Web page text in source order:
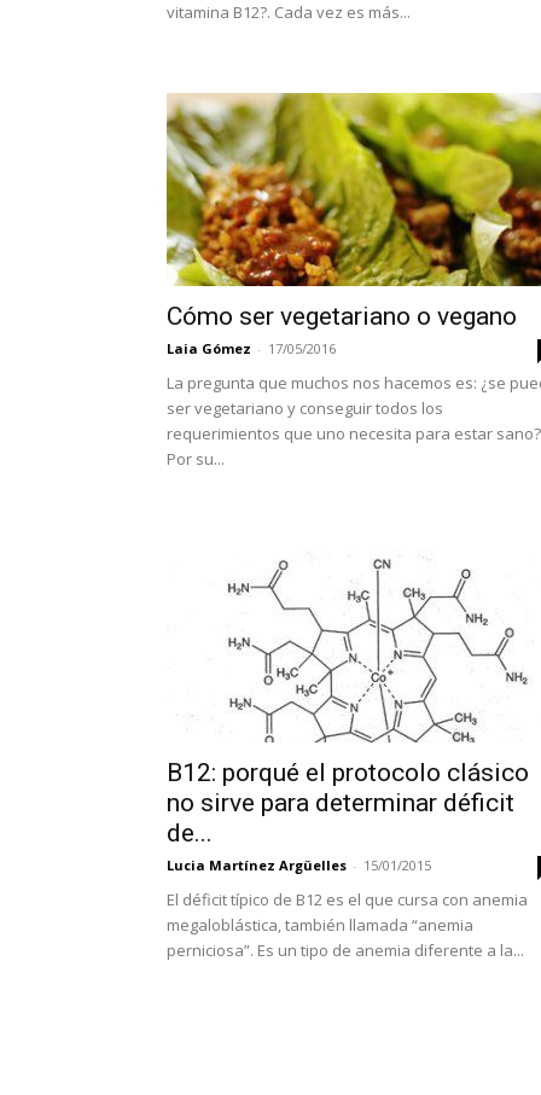
vitamina B12?. Cada vez es más...
Cómo ser vegetariano o vegano
Laia Gómez - 17/05/2016
La pregunta que muchos nos hacemos es: ¿se
ser vegetariano y conseguir todos los
requerimientos que uno necesita para estar sano?
Por su...
B12: porqué el protocolo clásico
no sirve para determinar déficit
de...
Lucia Martínez Argüelles - 15/01/2015
El déficit típico de B12 es el que cursa con anemia
megaloblástica, también llamada “anemia
perniciosa”. Es un tipo de anemia diferente a la...